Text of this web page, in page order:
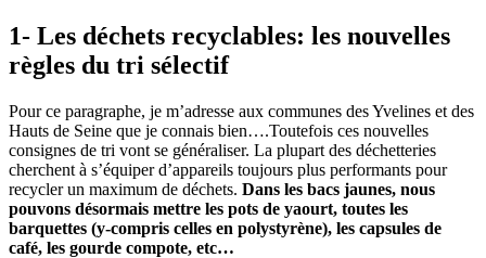
1- Les déchets recyclables: les nouvelles
règles du tri sélectif
Pour ce paragraphe, je m’adresse aux communes des Yvelines et des
Hauts de Seine que je connais bien….Toutefois ces nouvelles
consignes de tri vont se généraliser. La plupart des déchetteries
cherchent à s’équiper d’appareils toujours plus performants pour
recycler un maximum de déchets. Dans les bacs jaunes, nous
pouvons désormais mettre les pots de yaourt, toutes les
barquettes (y-compris celles en polystyrène), les capsules de
café, les gourde compote, etc…